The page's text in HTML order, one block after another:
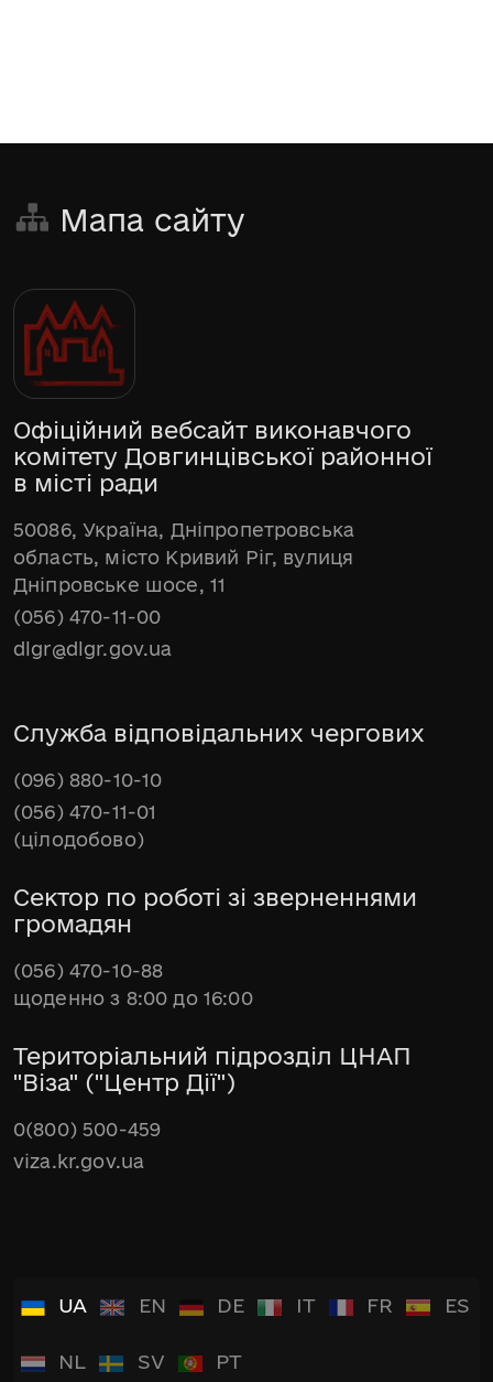
Мапа сайту
Офіційний вебсайт виконавчого
комітету Довгинцівської районної
в місті ради
50086, Україна, Дніпропетровська
область, місто Кривий Ріг, вулиця
Дніпровське шосе, 11
(056) 470-11-00
dlgr@dlgr.gov.ua
Служба відповідальних чергових
(096) 880-10-10
(056) 470-11-01
(цілодобово)
Сектор по роботі зі зверненнями
громадян
(056) 470-10-88
щоденно з 8:00 до 16:00
Територіальний підрозділ ЦНАП
"Віза" ("Центр Дії")
0(800) 500-459
viza.kr.gov.ua
UA EN DE IT FR ES
NL SV PT